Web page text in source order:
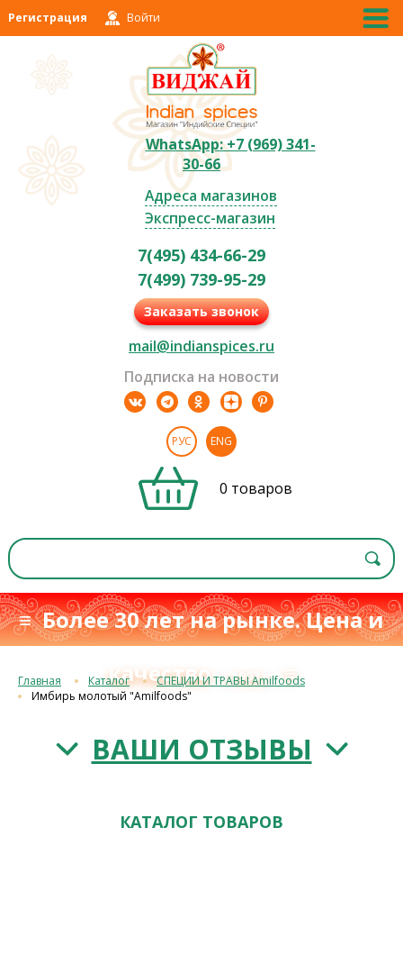
Регистрация Войти
WhatsApp: +7 (969) 341-
30-66
Адреса магазинов
Экспресс-магазин
7(495) 434-66-29
7(499) 739-95-29
Заказать звонок
mail@indianspices.ru
Подписка на новости
РУС ENG
0 товаров
≡ Более 30 лет на рынке. Цена и
качествос 1993 г.≡
Главная Каталог
СПЕЦИИ И ТРАВЫ Amilfoods
Имбирь молотый "Amilfoods"
ВАШИ ОТЗЫВЫ
КАТАЛОГ ТОВАРОВ